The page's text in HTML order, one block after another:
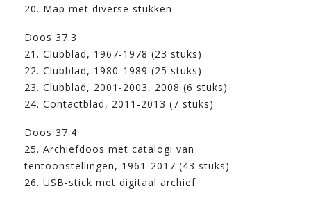
20. Map met diverse stukken
Doos 37.3
21. Clubblad, 1967-1978 (23 stuks)
22. Clubblad, 1980-1989 (25 stuks)
23. Clubblad, 2001-2003, 2008 (6 stuks)
24. Contactblad, 2011-2013 (7 stuks)
Doos 37.4
25. Archiefdoos met catalogi van
tentoonstellingen, 1961-2017 (43 stuks)
26. USB-stick met digitaal archief